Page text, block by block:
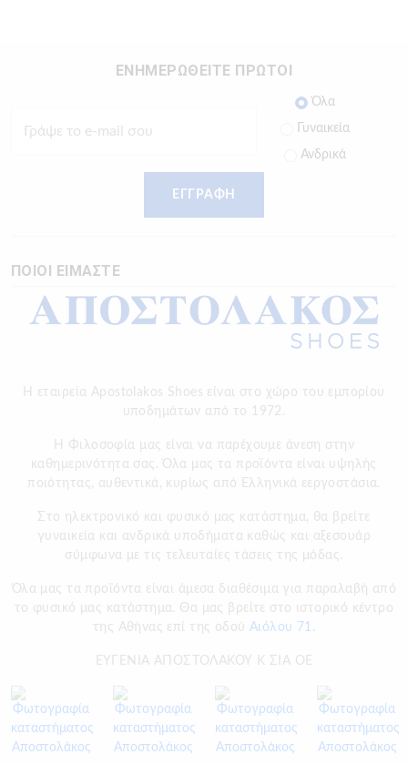
ΕΝΗΜΕΡΩΘΕΙΤΕ ΠΡΩΤΟΙ
Όλα
Γυναικεία
Ανδρικά
ΕΓΓΡΑΦΗ
ΠΟΙΟΙ ΕΙΜΑΣΤΕ
Η εταιρεία Apostolakos Shoes είναι στο χώρο του εμπορίου
υποδημάτων από το 1972.
H Φιλοσοφία μας είναι να παρέχουμε άνεση στην
καθημερινότητα σας. Όλα μας τα προϊόντα είναι υψηλής
ποιότητας, αυθεντικά, κυρίως από Ελληνικά εεργοστάσια.
Στο ηλεκτρονικό και φυσικό μας κατάστημα, θα βρείτε
γυναικεία και ανδρικά υποδήματα καθώς και αξεσουάρ
σύμφωνα με τις τελευταίες τάσεις της μόδας.
Όλα μας τα προϊόντα είναι άμεσα διαθέσιμα για παραλαβή από
το φυσικό μας κατάστημα. Θα μας βρείτε στο ιστορικό κέντρο
της Αθήνας επί της οδού Αιόλου 71.
ΕΥΓΕΝΙΑ ΑΠΟΣΤΟΛΑΚΟΥ Κ ΣΙΑ ΟΕ